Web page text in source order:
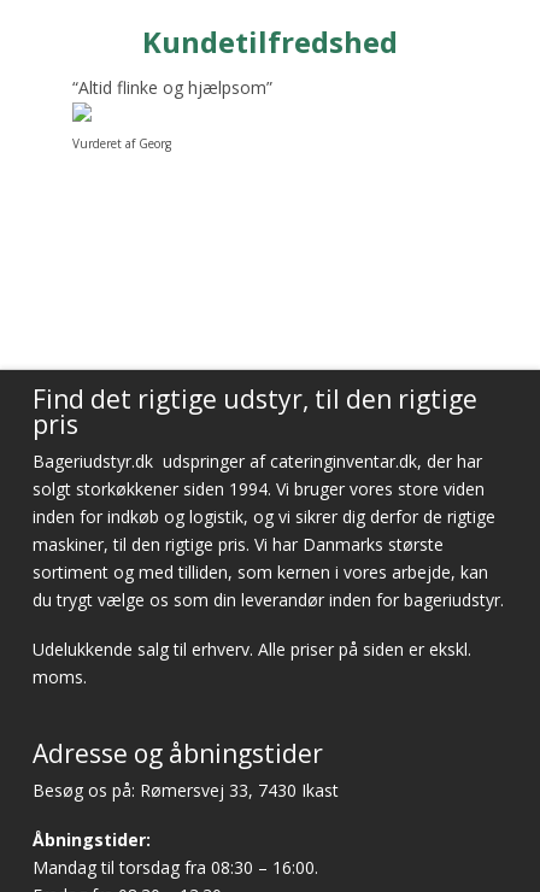
Kundetilfredshed
“Altid flinke og hjælpsom”
Vurderet af Georg
Find det rigtige udstyr, til den rigtige
pris
Bageriudstyr.dk udspringer af cateringinventar.dk, der har
solgt storkøkkener siden 1994. Vi bruger vores store viden
inden for indkøb og logistik, og vi sikrer dig derfor de rigtige
maskiner, til den rigtige pris. Vi har Danmarks største
sortiment og med tilliden, som kernen i vores arbejde, kan
du trygt vælge os som din leverandør inden for bageriudstyr.
Udelukkende salg til erhverv. Alle priser på siden er ekskl.
moms.
Adresse og åbningstider
Besøg os på: Rømersvej 33, 7430 Ikast
Åbningstider:
Mandag til torsdag fra 08:30 – 16:00.